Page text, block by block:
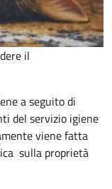
il
a seguito di
del servizio igiene
viene fatta
sulla proprietà